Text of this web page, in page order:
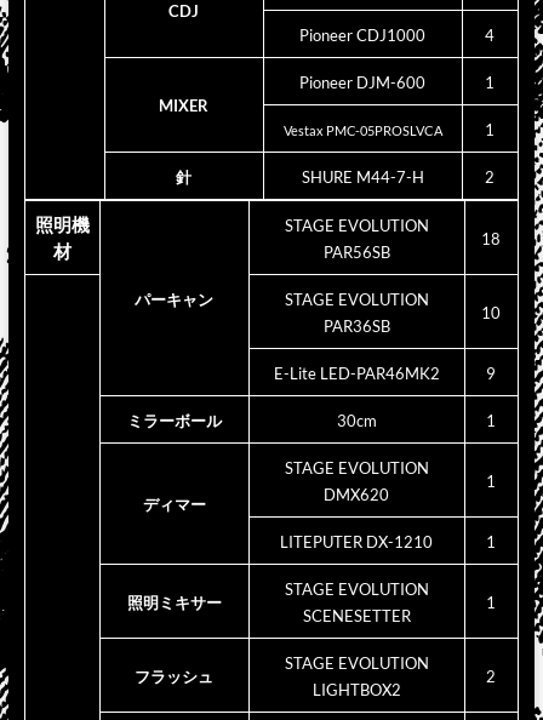
CDJ
Pioneer CDJ1000 4
MIXER
Pioneer DJM-600 1
Vestax PMC-05PROSLVCA 1
針 SHURE M44-7-H 2
照明機
材
パーキャン
STAGE EVOLUTION
PAR56SB
18
STAGE EVOLUTION
PAR36SB
10
E-Lite LED-PAR46MK2 9
ミラーボール 30cm 1
ディマー
STAGE EVOLUTION
DMX620
1
LITEPUTER DX-1210 1
照明ミキサー
STAGE EVOLUTION
SCENESETTER
1
フラッシュ
STAGE EVOLUTION
LIGHTBOX2
2